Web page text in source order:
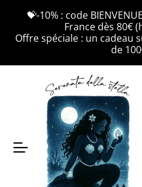
💝-10% : code
France dès 80€
Offre spéciale : un cadeau
de